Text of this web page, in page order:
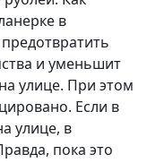
в
и уменьшит
улице. При этом
Если в
улице, в
пока это